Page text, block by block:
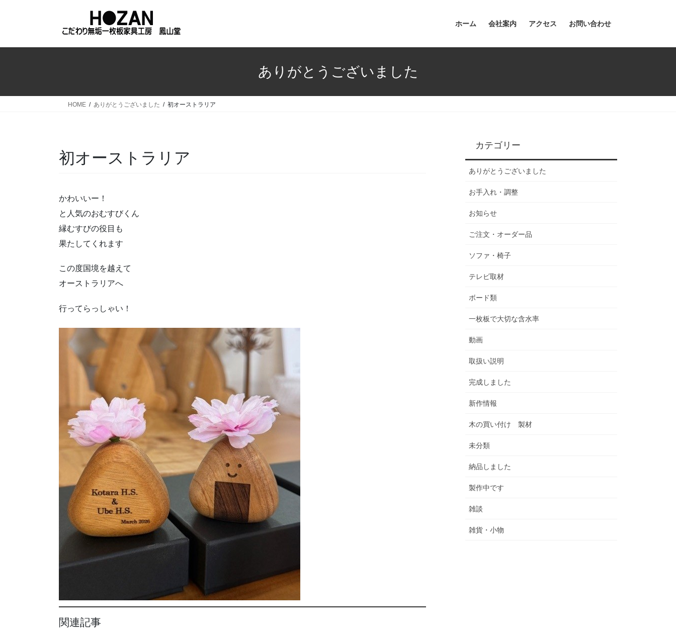
ホーム 会社案内 アクセス お問い合わせ
ありがとうございました
HOME ありがとうございました 初オーストラリア
初オーストラリア
かわいいー！
と人気のおむすびくん
縁むすびの役目も
果たしてくれます
この度国境を越えて
オーストラリアへ
行ってらっしゃい！
関連記事
カテゴリー
ありがとうございました
お手入れ・調整
お知らせ
ご注文・オーダー品
ソファ・椅子
テレビ取材
ボード類
一枚板で大切な含水率
動画
取扱い説明
完成しました
新作情報
木の買い付け 製材
未分類
納品しました
製作中です
雑談
雑貨・小物